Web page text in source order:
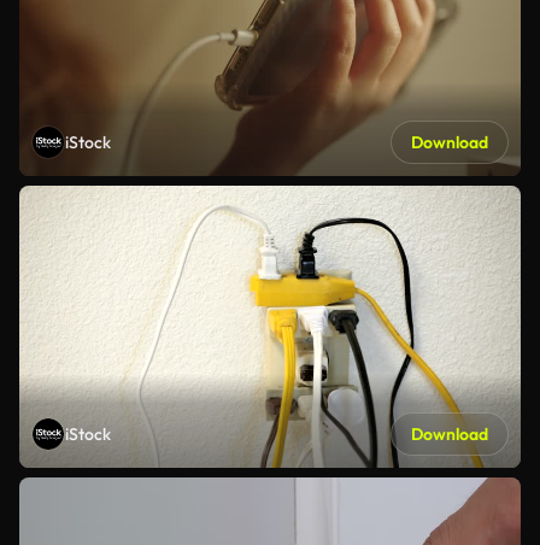
iStock Download
iStock Download